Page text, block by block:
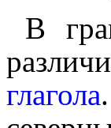
В
глагола